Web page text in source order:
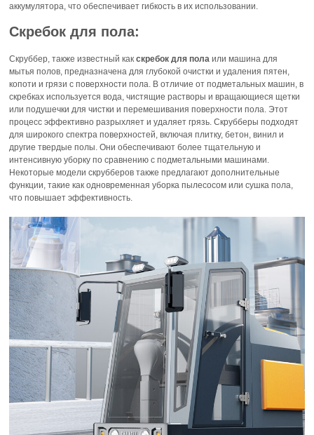
аккумулятора, что обеспечивает гибкость в их использовании.
Скребок для пола:
Скруббер, также известный какскребок для пола или машина для
мытья полов, предназначена для глубокой очистки и удаления пятен,
копоти и грязи с поверхности пола. В отличие от подметальных машин, в
скребках используется вода, чистящие растворы и вращающиеся щетки
или подушечки для чистки и перемешивания поверхности пола. Этот
процесс эффективно разрыхляет и удаляет грязь. Скрубберы подходят
для широкого спектра поверхностей, включая плитку, бетон, винил и
другие твердые полы. Они обеспечивают более тщательную и
интенсивную уборку по сравнению с подметальными машинами.
Некоторые модели скрубберов также предлагают дополнительные
функции, такие как одновременная уборка пылесосом или сушка пола,
что повышает эффективность.